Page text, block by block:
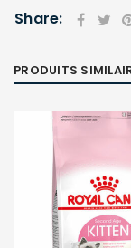
Share:
PRODUITS